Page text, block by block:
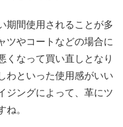
期間使用されることが多
ツやコートなどの場合に
くなって買い直しとなり
わといった使用感がいい
ジングによって、革にツ
ね。